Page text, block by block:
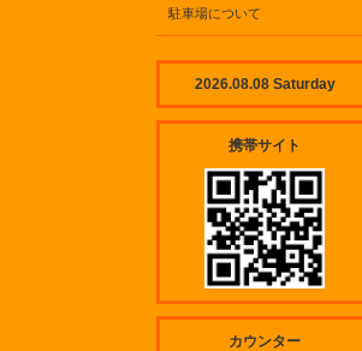
駐車場について
2026.08.08 Saturday
携帯サイト
カウンター